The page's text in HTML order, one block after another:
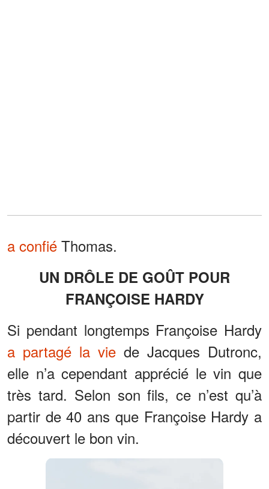
a confié Thomas.
UN DRÔLE DE GOÛT POUR
FRANÇOISE HARDY
Si pendant longtemps Françoise Hardy
a partagé la vie de Jacques Dutronc,
elle n’a cependant apprécié le vin que
très tard. Selon son fils, ce n’est qu’à
partir de 40 ans que Françoise Hardy a
découvert le bon vin.